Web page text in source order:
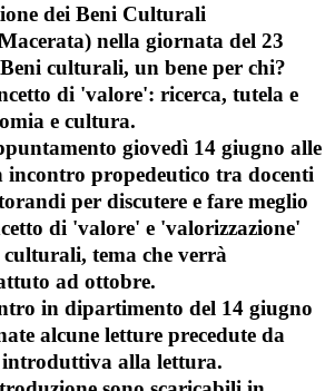
dei Beni Culturali
nella giornata del 23
Beni culturali, un bene per chi?
di 'valore': ricerca, tutela e
e cultura.
giovedì 14 giugno alle
incontro propedeutico tra docenti
per discutere e fare meglio
di 'valore' e 'valorizzazione'
culturali, tema che verrà
ad ottobre.
in dipartimento del 14 giugno
alcune letture precedute da
alla lettura.